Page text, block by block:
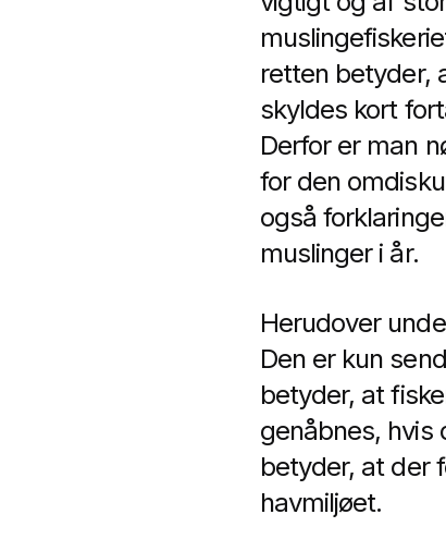
retten betyder,
skyldes kort
Derfor er man
for den
også
muslinger i år.
Herudover
Den er kun
betyder, at
genåbnes, hvis
betyder, at der
havmiljøet.